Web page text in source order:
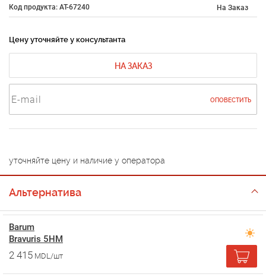
Код продукта: AT-67240 На Заказ
Цену уточняйте у консультанта
НА ЗАКАЗ
ОПОВЕСТИТЬ
уточняйте цену и наличие у оператора
Альтернатива
Barum
Bravuris 5HM
2 415 MDL/шт